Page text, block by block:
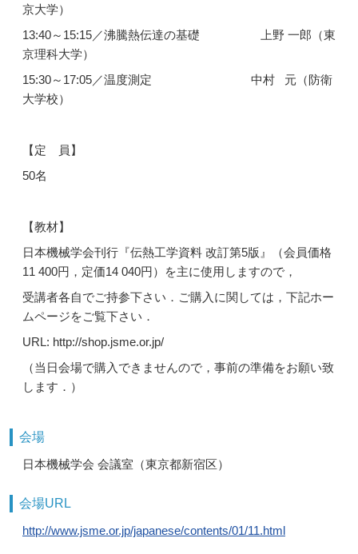
京大学）
13:40～15:15／沸騰熱伝達の基礎 上野 一郎（東
京理科大学）
15:30～17:05／温度測定 中村 元（防衛
大学校）
【定 員】
50名
【教材】
日本機械学会刊行『伝熱工学資料 改訂第5版』（会員価格
11 400円，定価14 040円）を主に使用しますので，
受講者各自でご持参下さい．ご購入に関しては，下記ホー
ムページをご覧下さい．
URL: http://shop.jsme.or.jp/
（当日会場で購入できませんので，事前の準備をお願い致
します．）
会場
日本機械学会 会議室（東京都新宿区）
会場URL
http://www.jsme.or.jp/japanese/contents/01/11.html